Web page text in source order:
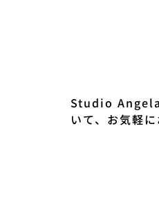
Studio Angela
いて、お気軽